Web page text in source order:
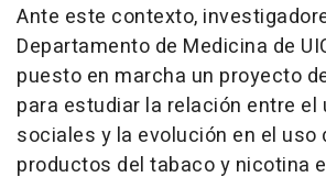
Ante este contexto,
Departamento de Medicina de
puesto en marcha un proyecto
para estudiar la relación entre el
sociales y la evolución en el uso
productos del tabaco y nicotina